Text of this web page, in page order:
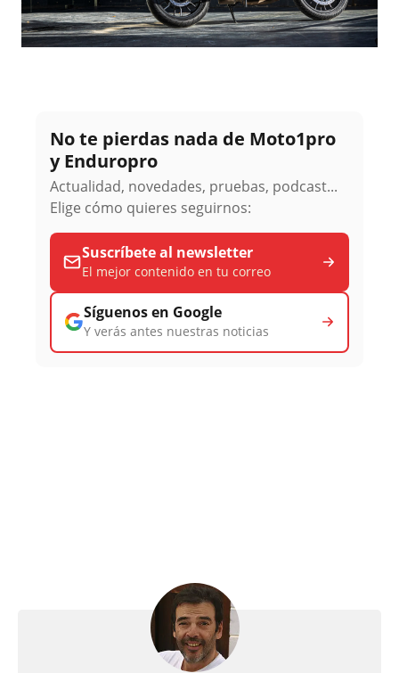
No te pierdas nada de Moto1pro
y Enduropro
Actualidad, novedades, pruebas, podcast...
Elige cómo quieres seguirnos:
Suscríbete al newsletter
El mejor contenido en tu correo
Síguenos en Google
Y verás antes nuestras noticias